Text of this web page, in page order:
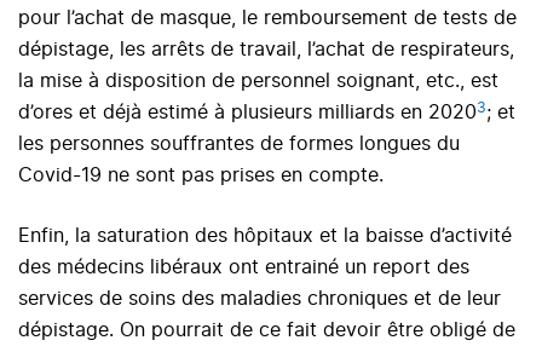
pour l’achat de masque, le remboursement de tests de
dépistage, les arrêts de travail, l’achat de respirateurs,
la mise à disposition de personnel soignant, etc., est
d’ores et déjà estimé à plusieurs milliards en 20203; et
es personnes souffrantes de formes longues du
Covid-19 ne sont pas prises en compte.
Enfin, la saturation des hôpitaux et la baisse d’activité
des médecins libéraux ont entrainé un report des
services de soins des maladies chroniques et de leur
dépistage. On pourrait de ce fait devoir être obligé de